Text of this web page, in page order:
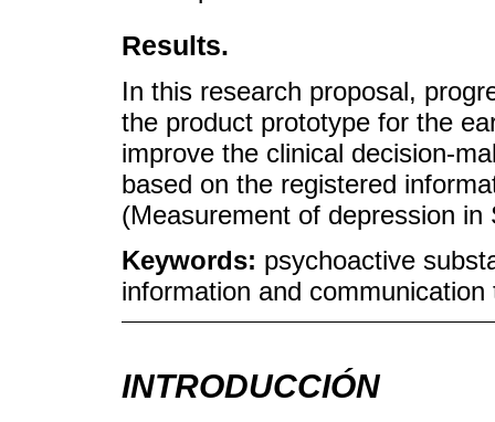
Results.
In this research proposal,
the product prototype for the
improve the clinical decision-
based on the registered
(Measurement of depression in
Keywords: psychoactive
information and
INTRODUCCIÓN